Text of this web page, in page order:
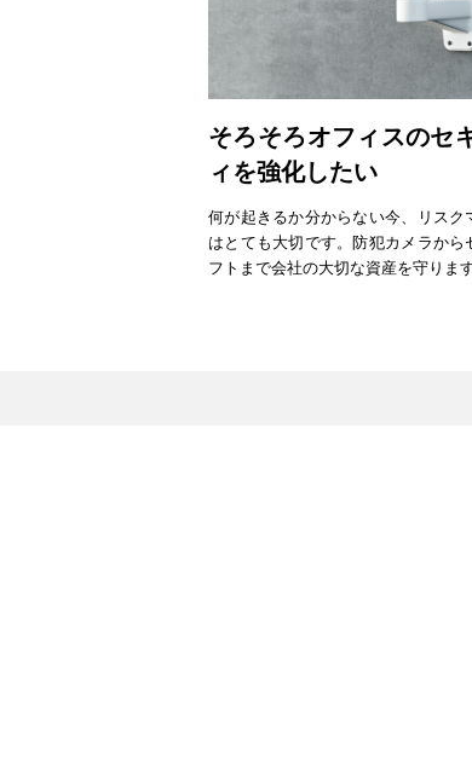
そろそろオフィスのセ
ィを強化したい
何が起きるか分からない今、リスク
はとても大切です。防犯カメラから
フトまで会社の大切な資産を守ります